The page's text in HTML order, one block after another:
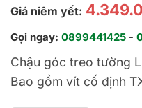
Giá niêm yết:
Gọi ngay: 0899441425 -
Chậu góc treo tường
Bao gồm vít cố định